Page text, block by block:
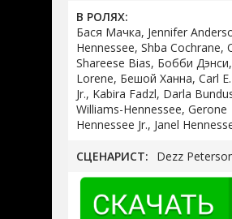
В РОЛЯХ:
Бася Мачка, Jennifer
Hennessee, Shba Cochrane,
Shareese Bias, Бобби
Lorene, Бешой Ханна, Carl
Jr., Kabira Fadzl, Darla
Williams-Hennessee, Gerone
Hennessee Jr., Janel
СЦЕНАРИСТ: Dezz